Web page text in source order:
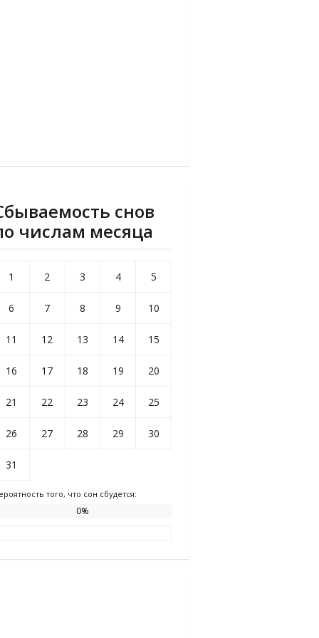
снов
числам месяца
1 2 3 4 5
6 7 8 9 10
11 12 13 14 15
16 17 18 19 20
21 22 23 24 25
26 27 28 29 30
31
того, что сон сбудется:
0%